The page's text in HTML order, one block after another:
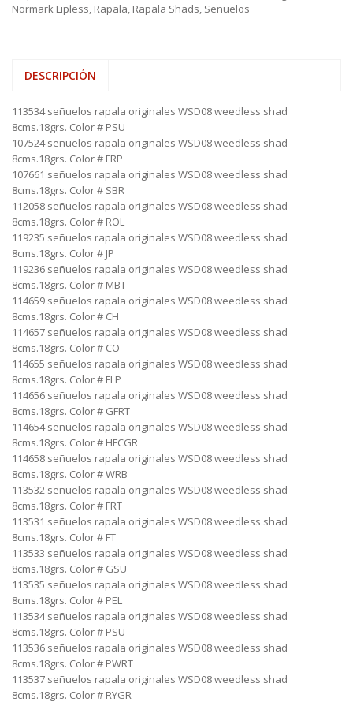
Normark Lipless, Rapala, Rapala Shads, Señuelos
DESCRIPCIÓN
113534 señuelos rapala originales WSD08 weedless shad
8cms.18grs. Color # PSU
107524 señuelos rapala originales WSD08 weedless shad
8cms.18grs. Color # FRP
107661 señuelos rapala originales WSD08 weedless shad
8cms.18grs. Color # SBR
112058 señuelos rapala originales WSD08 weedless shad
8cms.18grs. Color # ROL
119235 señuelos rapala originales WSD08 weedless shad
8cms.18grs. Color # JP
119236 señuelos rapala originales WSD08 weedless shad
8cms.18grs. Color # MBT
114659 señuelos rapala originales WSD08 weedless shad
8cms.18grs. Color # CH
114657 señuelos rapala originales WSD08 weedless shad
8cms.18grs. Color # CO
114655 señuelos rapala originales WSD08 weedless shad
8cms.18grs. Color # FLP
114656 señuelos rapala originales WSD08 weedless shad
8cms.18grs. Color # GFRT
114654 señuelos rapala originales WSD08 weedless shad
8cms.18grs. Color # HFCGR
114658 señuelos rapala originales WSD08 weedless shad
8cms.18grs. Color # WRB
113532 señuelos rapala originales WSD08 weedless shad
8cms.18grs. Color # FRT
113531 señuelos rapala originales WSD08 weedless shad
8cms.18grs. Color # FT
113533 señuelos rapala originales WSD08 weedless shad
8cms.18grs. Color # GSU
113535 señuelos rapala originales WSD08 weedless shad
8cms.18grs. Color # PEL
113534 señuelos rapala originales WSD08 weedless shad
8cms.18grs. Color # PSU
113536 señuelos rapala originales WSD08 weedless shad
8cms.18grs. Color # PWRT
113537 señuelos rapala originales WSD08 weedless shad
8cms.18grs. Color # RYGR